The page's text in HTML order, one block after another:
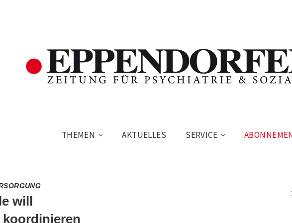
THEMEN AKTUELLES SERVICE
will